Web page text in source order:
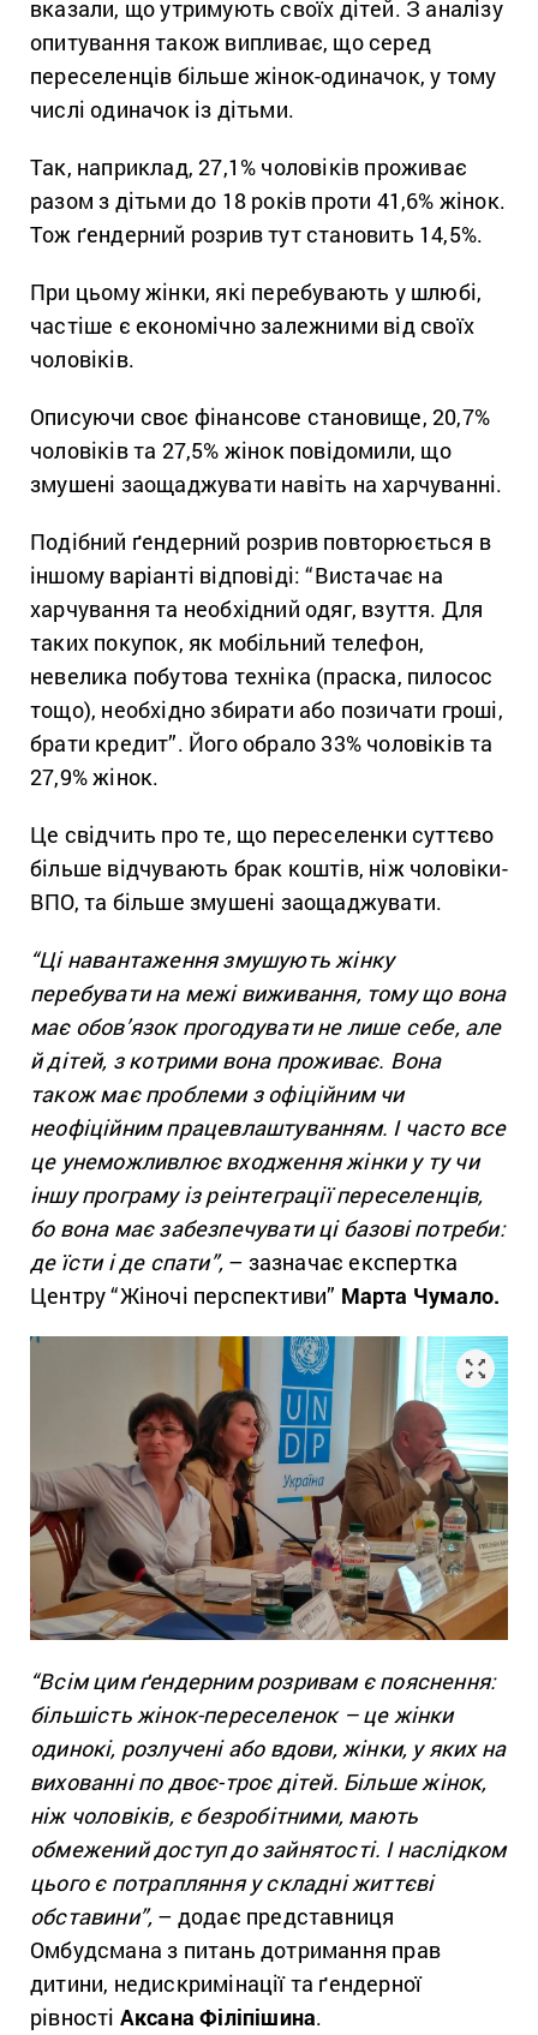
вказали, що утримують своїх дітей. З аналізу
опитування також випливає, що серед
переселенців більше жінок-одиначок, у тому
числі одиначок із дітьми.
Так, наприклад, 27,1% чоловіків проживає
разом з дітьми до 18 років проти 41,6% жінок.
Тож ґендерний розрив тут становить 14,5%.
При цьому жінки, які перебувають у шлюбі,
частіше є економічно залежними від своїх
чоловіків.
Описуючи своє фінансове становище, 20,7%
чоловіків та 27,5% жінок повідомили, що
змушені заощаджувати навіть на харчуванні.
Подібний ґендерний розрив повторюється в
іншому варіанті відповіді: “Вистачає на
харчування та необхідний одяг, взуття. Для
таких покупок, як мобільний телефон,
невелика побутова техніка (праска, пилосос
тощо), необхідно збирати або позичати гроші,
брати кредит”. Його обрало 33% чоловіків та
27,9% жінок.
Це свідчить про те, що переселенки суттєво
більше відчувають брак коштів, ніж чоловіки-
ВПО, та більше змушені заощаджувати.
“Ці навантаження змушують жінку
перебувати на межі виживання, тому що вона
має обов’язок прогодувати не лише себе, але
й дітей, з котрими вона проживає. Вона
також має проблеми з офіційним чи
неофіційним працевлаштуванням. І часто все
це унеможливлює входження жінки у ту чи
іншу програму із реінтеграції переселенців,
бо вона має забезпечувати ці базові потреби:
де їсти і де спати”, – зазначає експертка
Центру “Жіночі перспективи” Марта Чумало.
“Всім цим ґендерним розривам є пояснення:
більшість жінок-переселенок – це жінки
одинокі, розлучені або вдови, жінки, у яких на
вихованні по двоє-троє дітей. Більше жінок,
ніж чоловіків, є безробітними, мають
обмежений доступ до зайнятості. І наслідком
цього є потрапляння у складні життєві
обставини”, – додає представниця
Омбудсмана з питань дотримання прав
дитини, недискримінації та ґендерної
рівності Аксана Філіпішина.